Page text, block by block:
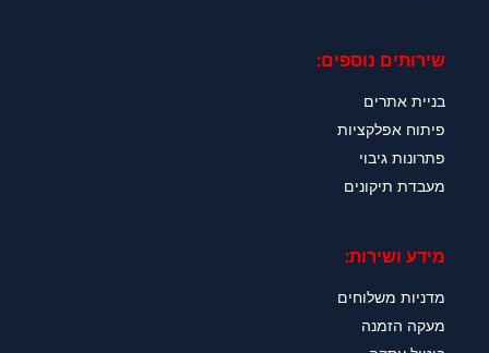
שירותים נוספים:
בניית אתרים
פיתוח אפלקציות
פתרונות גיבוי
מעבדת תיקונים
מידע ושירות:
מדניות משלוחים
מעקה הזמנה